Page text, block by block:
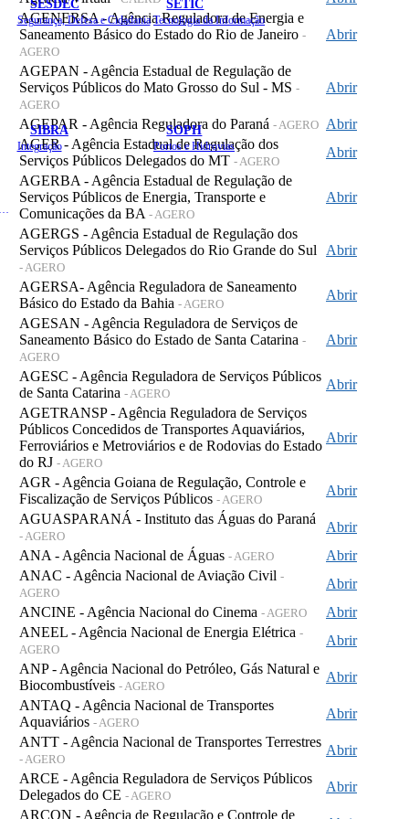
SESDEC
Segurança, Defesa e Cidadania
SETIC
Tecnologia da Informação
SIBRA
Integração
SOPH
Portos e Hidrovias
AGENERSA - Agência Reguladora de Energia e
Saneamento Básico do Estado do Rio de Janeiro -
AGERO
Abrir
AGEPAN - Agência Estadual de Regulação de
Serviços Públicos do Mato Grosso do Sul - MS -
AGERO
Abrir
AGEPAR - Agência Reguladora do Paraná - AGERO Abrir
AGER - Agência Estadual de Regulação dos
Serviços Públicos Delegados do MT - AGERO
Abrir
AGERBA - Agência Estadual de Regulação de
Serviços Públicos de Energia, Transporte e
Comunicações da BA - AGERO
Abrir
AGERGS - Agência Estadual de Regulação dos
Serviços Públicos Delegados do Rio Grande do Sul
- AGERO
Abrir
AGERSA- Agência Reguladora de Saneamento
Básico do Estado da Bahia - AGERO
Abrir
AGESAN - Agência Reguladora de Serviços de
Saneamento Básico do Estado de Santa Catarina -
AGERO
Abrir
AGESC - Agência Reguladora de Serviços Públicos
de Santa Catarina - AGERO
Abrir
AGETRANSP - Agência Reguladora de Serviços
Públicos Concedidos de Transportes Aquaviários,
Ferroviários e Metroviários e de Rodovias do Estado
do RJ - AGERO
Abrir
AGR - Agência Goiana de Regulação, Controle e
Fiscalização de Serviços Públicos - AGERO
Abrir
AGUASPARANÁ - Instituto das Águas do Paraná
- AGERO
Abrir
ANA - Agência Nacional de Águas - AGERO
Abrir
ANAC - Agência Nacional de Aviação Civil -
AGERO
Abrir
ANCINE - Agência Nacional do Cinema - AGERO
Abrir
ANEEL - Agência Nacional de Energia Elétrica -
AGERO
Abrir
ANP - Agência Nacional do Petróleo, Gás Natural e
Biocombustíveis - AGERO
Abrir
ANTAQ - Agência Nacional de Transportes
Aquaviários - AGERO
Abrir
ANTT - Agência Nacional de Transportes Terrestres
- AGERO
Abrir
ARCE - Agência Reguladora de Serviços Públicos
Delegados do CE - AGERO
Abrir
ARCON - Agência de Regulação e Controle de